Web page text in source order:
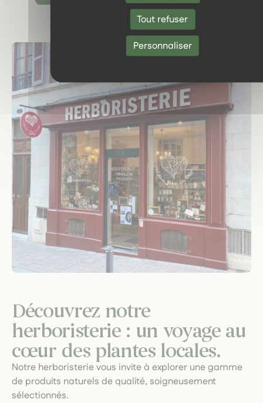
Tout refuser
Personnaliser
Découvrez notre
herboristerie : un voyage au
cœur des plantes locales.
Notre herboristerie vous invite à explorer une gamme
de produits naturels de qualité, soigneusement
sélectionnés.